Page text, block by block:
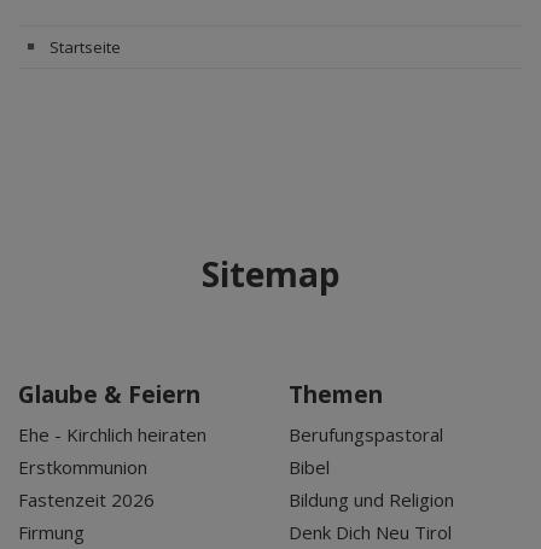
Startseite
Sitemap
Glaube & Feiern
Ehe - Kirchlich heiraten
Erstkommunion
Fastenzeit 2026
Firmung
Themen
Berufungspastoral
Bibel
Bildung und Religion
Denk Dich Neu Tirol